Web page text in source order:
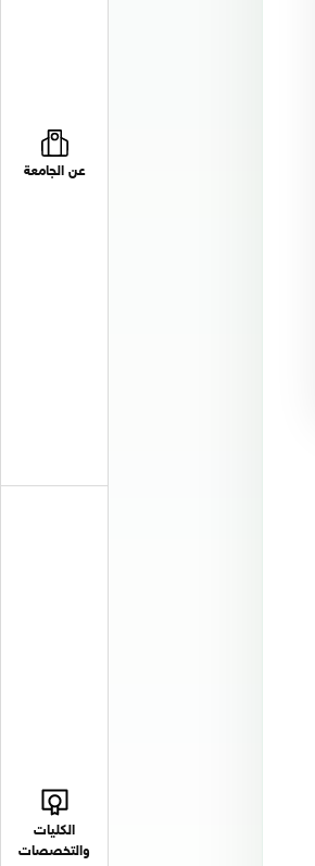
عن الجامعة
الكليات
والتخصصات